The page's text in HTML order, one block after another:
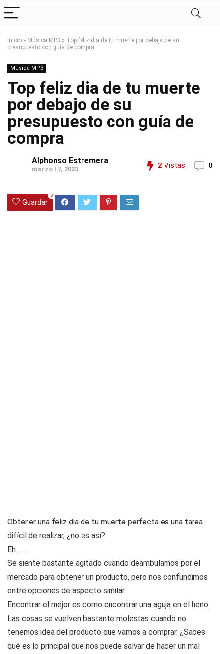
Inicio » Música MP3 » Top feliz dia de tu muerte por debajo de su
presupuesto con guía de compra
Música MP3
Top feliz dia de tu muerte
por debajo de su
presupuesto con guía de
compra
Alphonso Estremera
marzo 17, 2023 2 Vistas 0
Guardar
0
Obtener una feliz dia de tu muerte perfecta es una tarea
difícil de realizar, ¿no es así?
Eh……..
Se siente bastante agitado cuando deambulamos por el
mercado para obtener un producto, pero nos confundimos
entre opciones de aspecto similar.
Encontrar el mejor es como encontrar una aguja en el heno.
Las cosas se vuelven bastante molestas cuando no
tenemos idea del producto que vamos a comprar. ¿Sabes
qué es lo principal que nos puede salvar de hacer un mal